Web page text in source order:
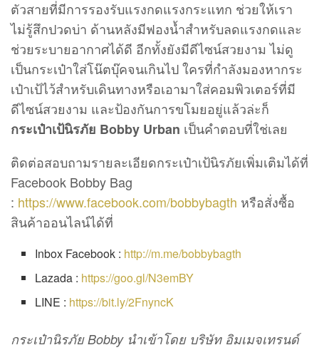
ตัวสายที่มีการรองรับแรงกดแรงกระแทก ช่วยให้เรา
ไม่รู้สึกปวดบ่า ด้านหลังมีฟองน้ำสำหรับลดแรงกดและ
ช่วยระบายอากาศได้ดี อีกทั้งยังมีดีไซน์สวยงาม ไม่ดู
เป็นกระเป๋าใส่โน๊ตบุ๊คจนเกินไป ใครที่กำลังมองหากระ
เป๋าเป้ไว้สำหรับเดินทางหรือเอามาใส่คอมพิวเตอร์ที่มี
ดีไซน์สวยงาม และป้องกันการขโมยอยู่แล้วล่ะก็
กระเป๋าเป้นิรภัย Bobby Urban เป็นคำตอบที่ใช่เลย
ติดต่อสอบถามรายละเอียดกระเป๋าเป้นิรภัยเพิ่มเติมได้ที่
Facebook Bobby Bag
: https://www.facebook.com/bobbybagth หรือสั่งซื้อ
สินค้าออนไลน์ได้ที่
Inbox Facebook : http://m.me/bobbybagth
Lazada : https://goo.gl/N3emBY
LINE : https://bit.ly/2FnyncK
กระเป๋านิรภัย Bobby นำเข้าโดย บริษัท อิมเมจเทรนด์